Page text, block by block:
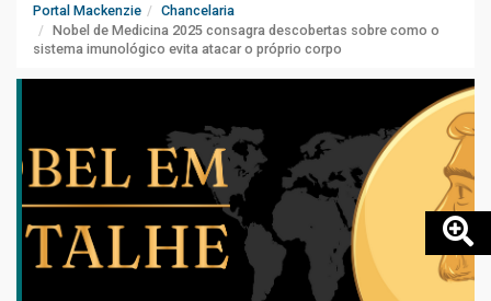
Portal Mackenzie
Chancelaria
Nobel de Medicina 2025 consagra descobertas sobre como o
sistema imunológico evita atacar o próprio corpo